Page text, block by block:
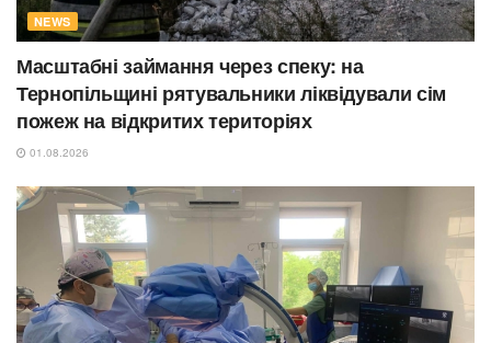
NEWS
Масштабні займання через спеку: на
Тернопільщині рятувальники ліквідували сім
пожеж на відкритих територіях
01.08.2026